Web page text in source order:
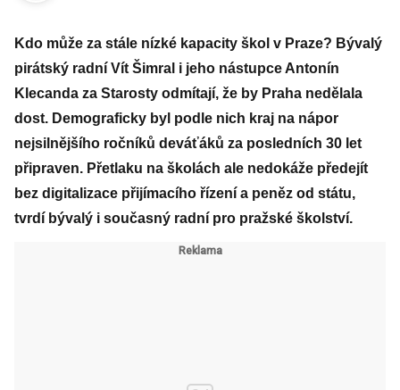
Kdo může za stále nízké kapacity škol v Praze? Bývalý
pirátský radní Vít Šimral i jeho nástupce Antonín
Klecanda za Starosty odmítají, že by Praha nedělala
dost. Demograficky byl podle nich kraj na nápor
nejsilnějšího ročníků deváťáků za posledních 30 let
připraven. Přetlaku na školách ale nedokáže předejít
bez digitalizace přijímacího řízení a peněz od státu,
tvrdí bývalý i současný radní pro pražské školství.